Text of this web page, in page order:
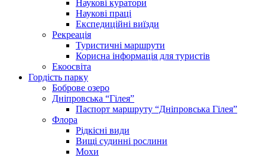
Наукові куратори
Наукові праці
Експедиційні виїзди
Рекреація
Туристичні маршрути
Корисна інформація для туристів
Екоосвіта
Гордість парку
Боброве озеро
Дніпровська “Гілея”
Паспорт маршруту “Дніпровська Гілея”
Флора
Рідкісні види
Вищі судинні рослини
Мохи